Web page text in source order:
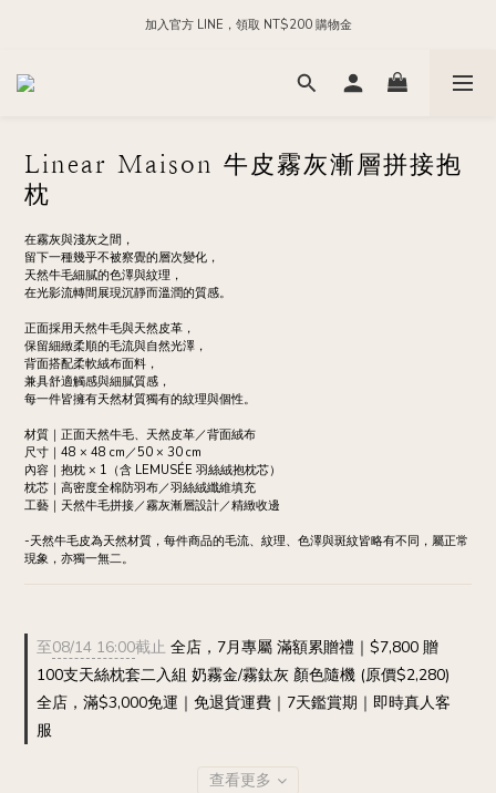
每日 24:00 前下單，現貨商品隔日出貨
加入官方 LINE，領取 NT$200 購物金
每日 24:00 前下單，現貨商品隔日出貨
Linear Maison 牛皮霧灰漸層拼接抱
枕
在霧灰與淺灰之間，
留下一種幾乎不被察覺的層次變化，
天然牛毛細膩的色澤與紋理，
在光影流轉間展現沉靜而溫潤的質感。
正面採用天然牛毛與天然皮革，
保留細緻柔順的毛流與自然光澤，
背面搭配柔軟絨布面料，
兼具舒適觸感與細膩質感，
每一件皆擁有天然材質獨有的紋理與個性。
材質｜正面天然牛毛、天然皮革／背面絨布
尺寸｜48 × 48 cm／50 × 30 cm
內容｜抱枕 × 1（含 LEMUSÉE 羽絲絨抱枕芯）
枕芯｜高密度全棉防羽布／羽絲絨纖維填充
工藝｜天然牛毛拼接／霧灰漸層設計／精緻收邊
-天然牛毛皮為天然材質，每件商品的毛流、紋理、色澤與斑紋皆略有不同，屬正常
現象，亦獨一無二。
至08/14 16:00截止 全店，7月專屬 滿額累贈禮｜$7,800 贈
100支天絲枕套二入組 奶霧金/霧鈦灰 顏色隨機 (原價$2,280)
全店，滿$3,000免運｜免退貨運費｜7天鑑賞期｜即時真人客
服
查看更多